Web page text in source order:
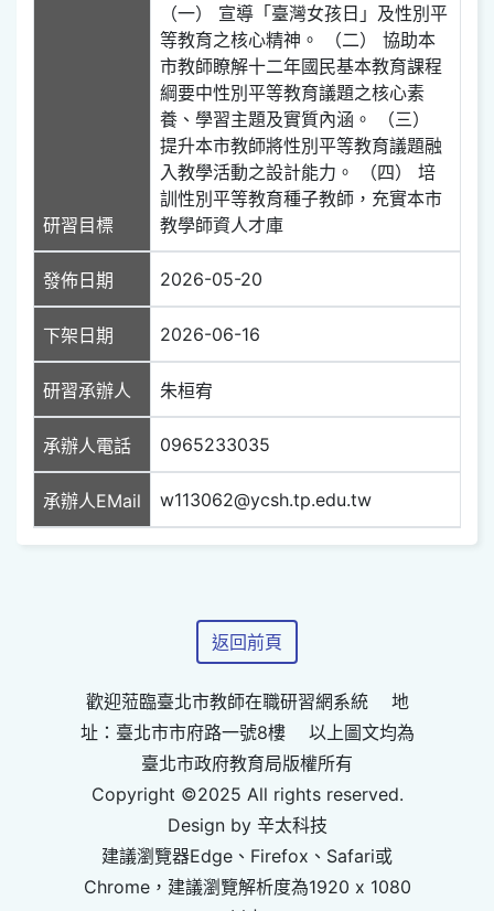
研習目標
（一） 宣導「臺灣女孩日」及性別平
等教育之核心精神。 （二） 協助本
市教師瞭解十二年國民基本教育課程
綱要中性別平等教育議題之核心素
養、學習主題及實質內涵。 （三）
提升本市教師將性別平等教育議題融
入教學活動之設計能力。 （四） 培
訓性別平等教育種子教師，充實本市
教學師資人才庫
發佈日期 2026-05-20
下架日期 2026-06-16
研習承辦人 朱桓宥
承辦人電話 0965233035
承辦人EMail w113062@ycsh.tp.edu.tw
返回前頁
歡迎蒞臨臺北市教師在職研習網系統 地
址：臺北市市府路一號8樓 以上圖文均為
臺北市政府教育局版權所有
Copyright ©2025 All rights reserved.
Design by 辛太科技
建議瀏覽器Edge、Firefox、Safari或
Chrome，建議瀏覽解析度為1920 x 1080